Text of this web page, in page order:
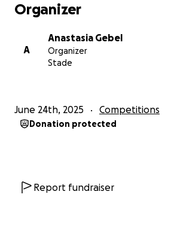
Organizer
A
Anastasia Gebel
Organizer
Stade
June 24th, 2025 Competitions
Donation protected
Report fundraiser